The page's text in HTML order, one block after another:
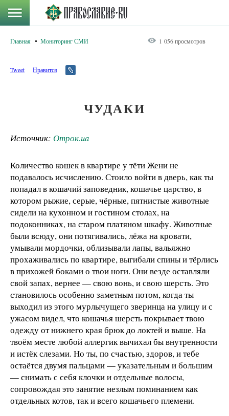
Главная Мониторинг СМИ 1 056 просмотров
Tweet Нравится
ЧУДАКИ
Источник: Отрок.ua
Количество кошек в квартире у тёти Жени не
подавалось исчислению. Стоило войти в дверь, как ты
попадал в кошачий заповедник, кошачье царство, в
котором рыжие, серые, чёрные, пятнистые животные
сидели на кухонном и гостином столах, на
подоконниках, на старом платяном шкафу. Животные
были всюду, они потягивались, лёжа на кровати,
умывали мордочки, облизывали лапы, вальяжно
прохаживались по квартире, выгибали спины и тёрлись
в прихожей боками о твои ноги. Они везде оставляли
свой запах, вернее — свою вонь, и свою шерсть. Это
становилось особенно заметным потом, когда ты
выходил из этого мурлычущего зверинца на улицу и с
ужасом видел, что кошачья шерсть покрывает твою
одежду от нижнего края брюк до локтей и выше. На
твоём месте любой аллергик вычихал бы внутренности
и истёк слезами. Но ты, по счастью, здоров, и тебе
остаётся двумя пальцами — указательным и большим
— снимать с себя клочки и отдельные волосы,
сопровождая это занятие незлым поминанием как
отдельных котов, так и всего кошачьего племени.